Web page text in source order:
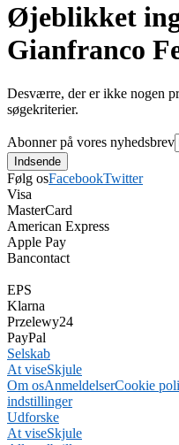
Øjeblikket
Gianfranco
Desværre, der er ikke nogen
søgekriterier.
Abonner på vores nyhedsbrev
Følg osFacebookTwitter
Visa
MasterCard
American Express
Apple Pay
Bancontact
EPS
Klarna
Przelewy24
PayPal
Selskab
At viseSkjule
Om osAnmeldelserCookie
indstillinger
Udforske
At viseSkjule